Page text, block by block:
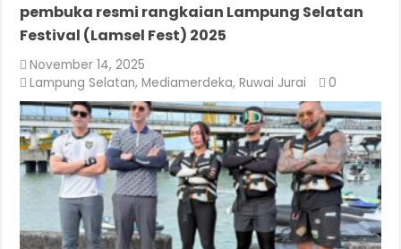
pembuka resmi rangkaian Lampung Selatan
Festival (Lamsel Fest) 2025
November 14, 2025
Lampung Selatan,Mediamerdeka,Ruwai Jurai 0